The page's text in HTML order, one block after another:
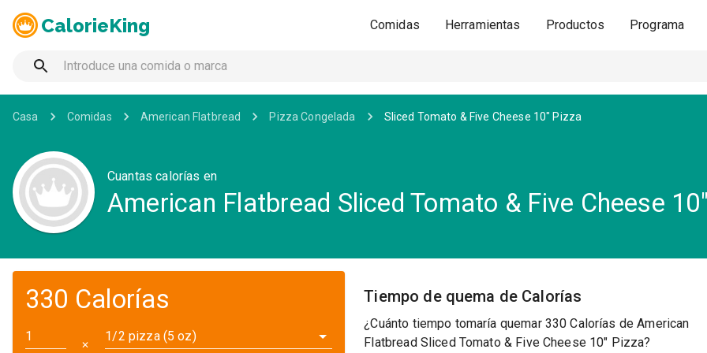
CalorieKing Comidas Herramientas Productos Programa
Casa Comidas American Flatbread Pizza Congelada Sliced Tomato & Five Cheese 10" Pizza
Cuantas calorías en
American Flatbread Sliced Tomato & Five Cheese
330 Calorías
✕
1/2 pizza (5 oz)
Tiempo de quema de Calorías
¿Cuánto tiempo tomaría quemar 330 Calorías de American
Flatbread Sliced Tomato & Five Cheese 10" Pizza?